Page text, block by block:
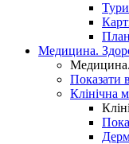
Медицина.
Показати
Клінічна